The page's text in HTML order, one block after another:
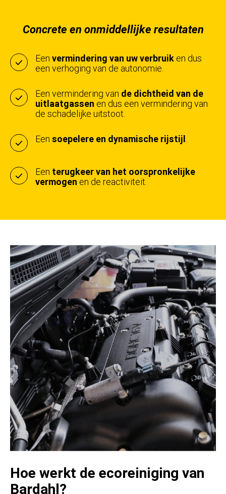
Concrete en onmiddellijke resultaten
Een vermindering van uw verbruik en dus
een verhoging van de autonomie.
Een vermindering van de dichtheid van de
uitlaatgassen en dus een vermindering van
de schadelijke uitstoot.
Een soepelere en dynamische rijstijl
Een terugkeer van het oorspronkelijke
vermogen en de reactiviteit.
Hoe werkt de ecoreiniging van
Bardahl?